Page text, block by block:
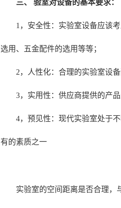
三、 验室对设备的基本要求：
1，安全性：实验室设备应该
选用、五金配件的选用等等；
2，人性化：合理的实验室设
3，实用性：供应商提供的产
4，预见性：现代实验室处于
有的素质之一
实验室的空间距离是否合理，